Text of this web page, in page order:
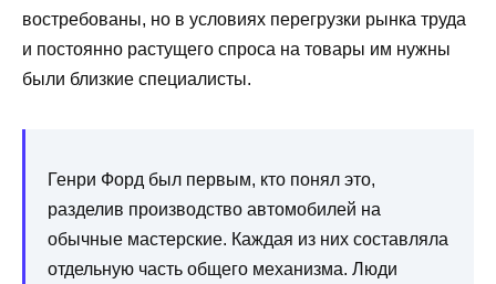
востребованы, но в условиях перегрузки рынка труда
и постоянно растущего спроса на товары им нужны
были близкие специалисты.
Генри Форд был первым, кто понял это,
разделив производство автомобилей на
обычные мастерские. Каждая из них составляла
отдельную часть общего механизма. Люди